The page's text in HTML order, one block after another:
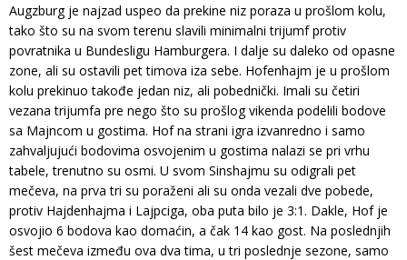
Augzburg je najzad uspeo da prekine niz poraza u prošlom kolu,
tako što su na svom terenu slavili minimalni trijumf protiv
povratnika u Bundesligu Hamburgera. I dalje su daleko od opasne
zone, ali su ostavili pet timova iza sebe. Hofenhajm je u prošlom
kolu prekinuo takođe jedan niz, ali pobednički. Imali su četiri
vezana trijumfa pre nego što su prošlog vikenda podelili bodove
sa Majncom u gostima. Hof na strani igra izvanredno i samo
zahvaljujući bodovima osvojenim u gostima nalazi se pri vrhu
tabele, trenutno su osmi. U svom Sinshajmu su odigrali pet
mečeva, na prva tri su poraženi ali su onda vezali dve pobede,
protiv Hajdenhajma i Lajpciga, oba puta bilo je 3:1. Dakle, Hof je
osvojio 6 bodova kao domaćin, a čak 14 kao gost. Na poslednjih
šest mečeva između ova dva tima, u tri poslednje sezone, samo